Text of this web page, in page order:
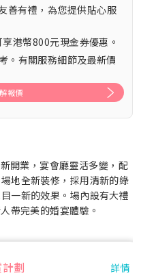
善有禮，為您提供貼心服
港幣800元現金券優惠。
。有關服務細節及最新價
報價
開業，宴會廳靈活多變，配
地全新裝修，採用清新的綠
一新的效果。場內設有大禮
帶完美的婚宴體驗。
劃 詳情